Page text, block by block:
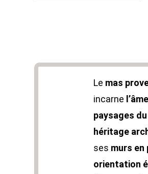
Le mas
incarne
paysages
héritage
ses murs en
orientation